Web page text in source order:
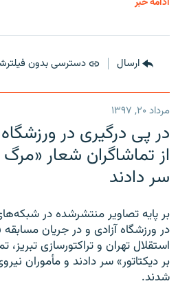
ارسال دسترسی بدون
مرداد ۲۰, ۱۳۹۷
در پی درگیری در
از تماشاگران شعار «مرگ
سر دادند
بر پایه تصاویر منتشرشده در
در ورزشگاه آزادی و در جریان مسابقه
استقلال تهران و تراکتورسازی
بر دیکتاتور» سر دادند و مأموران
شدند.